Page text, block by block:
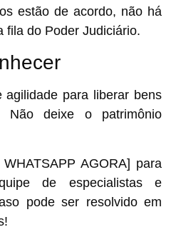
estão de acordo, não há
fila do Poder Judiciário.
agilidade para liberar bens
Não deixe o patrimônio
AGORA] para
de especialistas e
pode ser resolvido em